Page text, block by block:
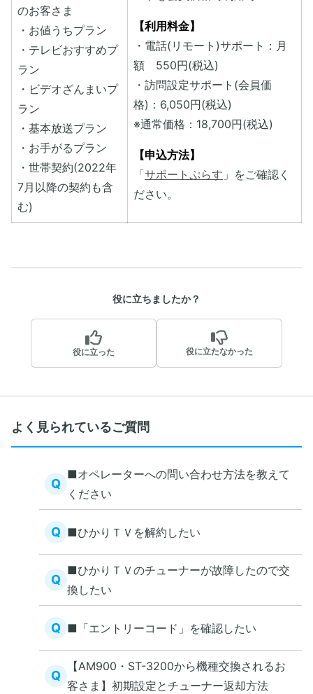
のお客さま
・お値うちプラン
・テレビおすすめプ
ラン
・ビデオざんまいプ
ラン
・基本放送プラン
・お手がるプラン
・世帯契約(2022年
7月以降の契約も含
む)
【利用料金】
・電話(リモート)サポート：月
額 550円(税込)
・訪問設定サポート(会員価
格)：6,050円(税込)
※通常価格：18,700円(税込)
【申込方法】
「サポートぷらす 」をご確認く
ださい。
役に立ちましたか？
役に立った 役に立たなかった
よく見られているご質問
Q
■オペレーターへの問い合わせ方法を教えて
ください
Q ■ひかりＴＶを解約したい
Q
■ひかりＴＶのチューナーが故障したので交
換したい
Q ■「エントリーコード」を確認したい
Q
【AM900・ST-3200から機種交換されるお
客さま】初期設定とチューナー返却方法